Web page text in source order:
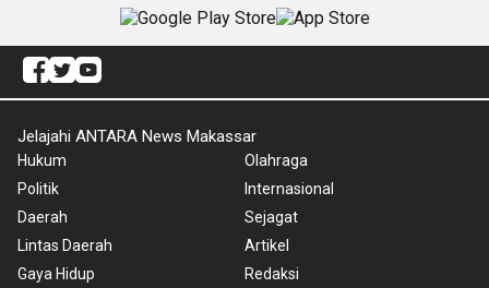
Jelajahi ANTARA News Makassar
Hukum
Politik
Daerah
Lintas Daerah
Gaya Hidup
Olahraga
Internasional
Sejagat
Artikel
Redaksi